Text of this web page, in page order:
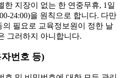
한 지장이 없는 한 연중무휴, 1일
24:00)을 원칙으로 합니다. 다만
의 필요로 교육정보원이 정한 날
그러하지 아니합니다.
번호 등)